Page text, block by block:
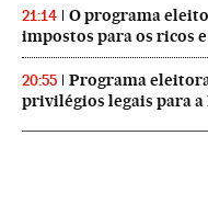
21:14
O programa
impostos para os ricos
20:55
Programa
privilégios legais para a